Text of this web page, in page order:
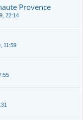
Provence
22:14
11:59